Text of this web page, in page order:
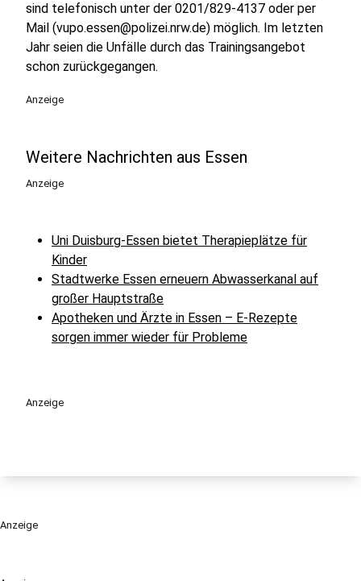
sind telefonisch unter der 0201/829-4137 oder per
Mail (vupo.essen@polizei.nrw.de) möglich. Im letzten
Jahr seien die Unfälle durch das Trainingsangebot
schon zurückgegangen.
Anzeige
Weitere Nachrichten aus Essen
Anzeige
Uni Duisburg-Essen bietet Therapieplätze für
Kinder
Stadtwerke Essen erneuern Abwasserkanal auf
großer Hauptstraße
Apotheken und Ärzte in Essen – E-Rezepte
sorgen immer wieder für Probleme
Anzeige
Anzeige